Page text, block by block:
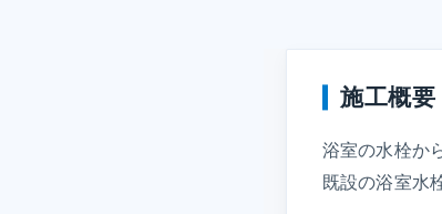
施工概要
浴室の水栓か
既設の浴室水